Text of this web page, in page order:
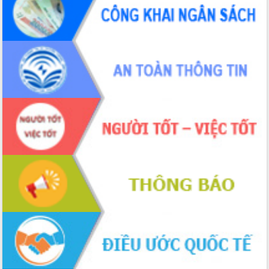
sầu riêng tại Đắk Lắk
Trình diễn nghệ thuật chế biến các
món ăn từ sầu riêng
Đắk Lắk công bố Quy hoạch và xúc
tiến đầu tư tỉnh
Ngành cá ngừ Đắk Lắk chủ động thích
ứng để giữ vững thị trường xuất khẩu
Diễn đàn Kinh tế tư nhân Việt Nam đột
phá cơ chế - Hợp tác công tư
Đề án 06 tạo bước ngoặt đột phá trong
cải cách hành chính tỉnh Đắk Lắk
Kết nối tour, đẩy mạnh chuyển đổi số
để phát triển du lịch Đắk Lắk
Khởi động Dự án Đầu tư xây dựng hạ
tầng kỹ thuật Cụm công nghiệp Tân
Gặp mặt các cơ quan báo chí nhân Kỷ
niệm 101 năm Ngày Báo chí Cách
mạng Việt Nam
Đắk Lắk sơ kết 4 năm triển khai thực